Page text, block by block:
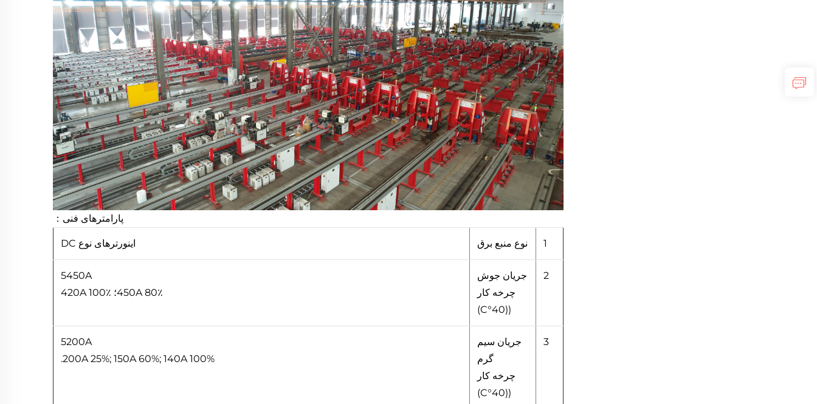
پارامترهای فنی：
1 نوع منبع برق اینورترهای نوع DC
2
جریان جوش
چرخه کار
((40°C)
5450A
450A 80٪؛ 420A 100٪
3
جریان سیم
گرم
چرخه کار
((40°C)
5200A
200A 25%; 150A 60%; 140A 100%.